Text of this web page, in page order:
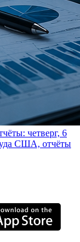
четверг, 6
США, отчёты